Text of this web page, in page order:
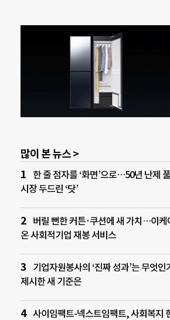
많이 본 뉴스 >
한 줄 점자를 ‘화면’으로…50년 난제
시장 두드린 ‘닷’
버릴 뻔한 커튼·쿠션에 새 가치…이케
온 사회적기업 재봉 서비스
기업자원봉사의 ‘진짜 성과’는 무엇
제시한 새 기준은
사이임팩트-넥스트임팩트, 사회복지